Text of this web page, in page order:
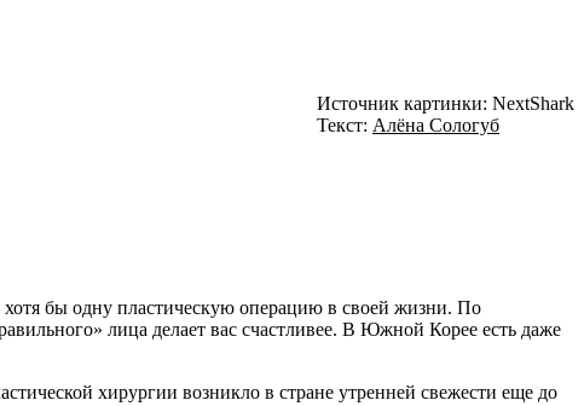
Источник картинки: NextShark
Текст: Алёна Сологуб
бы одну пластическую операцию в своей жизни. По
лица делает вас счастливее. В Южной Корее есть даже
хирургии возникло в стране утренней свежести еще до